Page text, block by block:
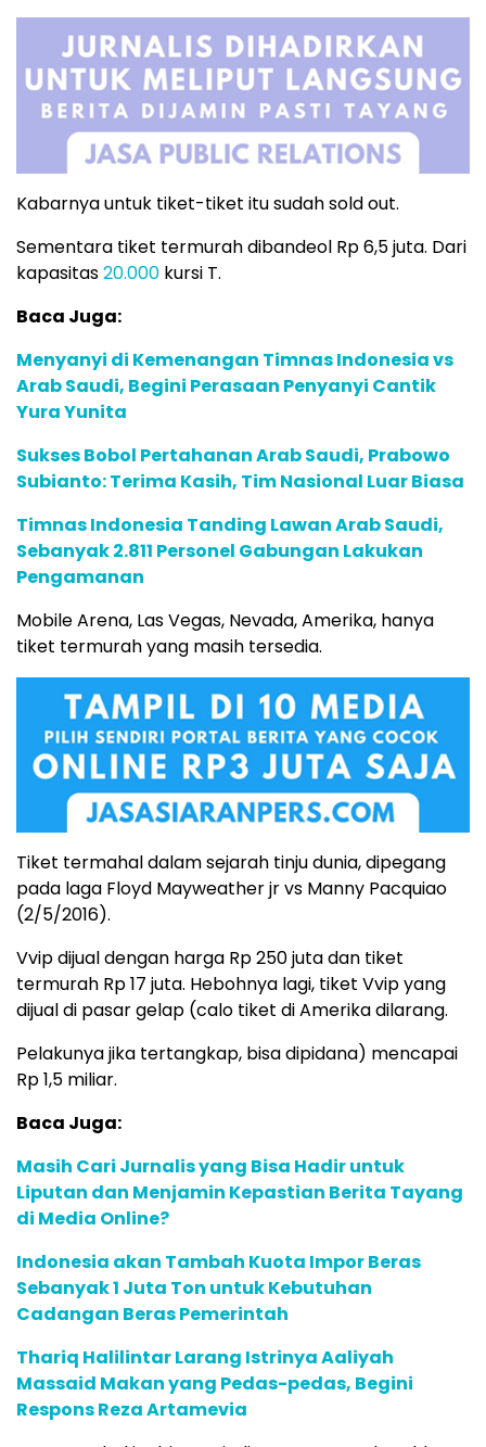
Kabarnya untuk tiket-tiket itu sudah sold out.
Sementara tiket termurah dibandeol Rp 6,5 juta. Dari
kapasitas20.000 kursi T.
Baca Juga:
Menyanyi di Kemenangan Timnas Indonesia vs
Arab Saudi, Begini Perasaan Penyanyi Cantik
Yura Yunita
Sukses Bobol Pertahanan Arab Saudi, Prabowo
Subianto: Terima Kasih, Tim Nasional Luar Biasa
Timnas Indonesia Tanding Lawan Arab Saudi,
Sebanyak 2.811 Personel Gabungan Lakukan
Pengamanan
Mobile Arena, Las Vegas, Nevada, Amerika, hanya
tiket termurah yang masih tersedia.
Tiket termahal dalam sejarah tinju dunia, dipegang
pada laga Floyd Mayweather jr vs Manny Pacquiao
(2/5/2016).
Vvip dijual dengan harga Rp 250 juta dan tiket
termurah Rp 17 juta. Hebohnya lagi, tiket Vvip yang
dijual di pasar gelap (calo tiket di Amerika dilarang.
Pelakunya jika tertangkap, bisa dipidana) mencapai
Rp 1,5 miliar.
Baca Juga:
Masih Cari Jurnalis yang Bisa Hadir untuk
Liputan dan Menjamin Kepastian Berita Tayang
di Media Online?
Indonesia akan Tambah Kuota Impor Beras
Sebanyak 1 Juta Ton untuk Kebutuhan
Cadangan Beras Pemerintah
Thariq Halilintar Larang Istrinya Aaliyah
Massaid Makan yang Pedas-pedas, Begini
Respons Reza Artamevia